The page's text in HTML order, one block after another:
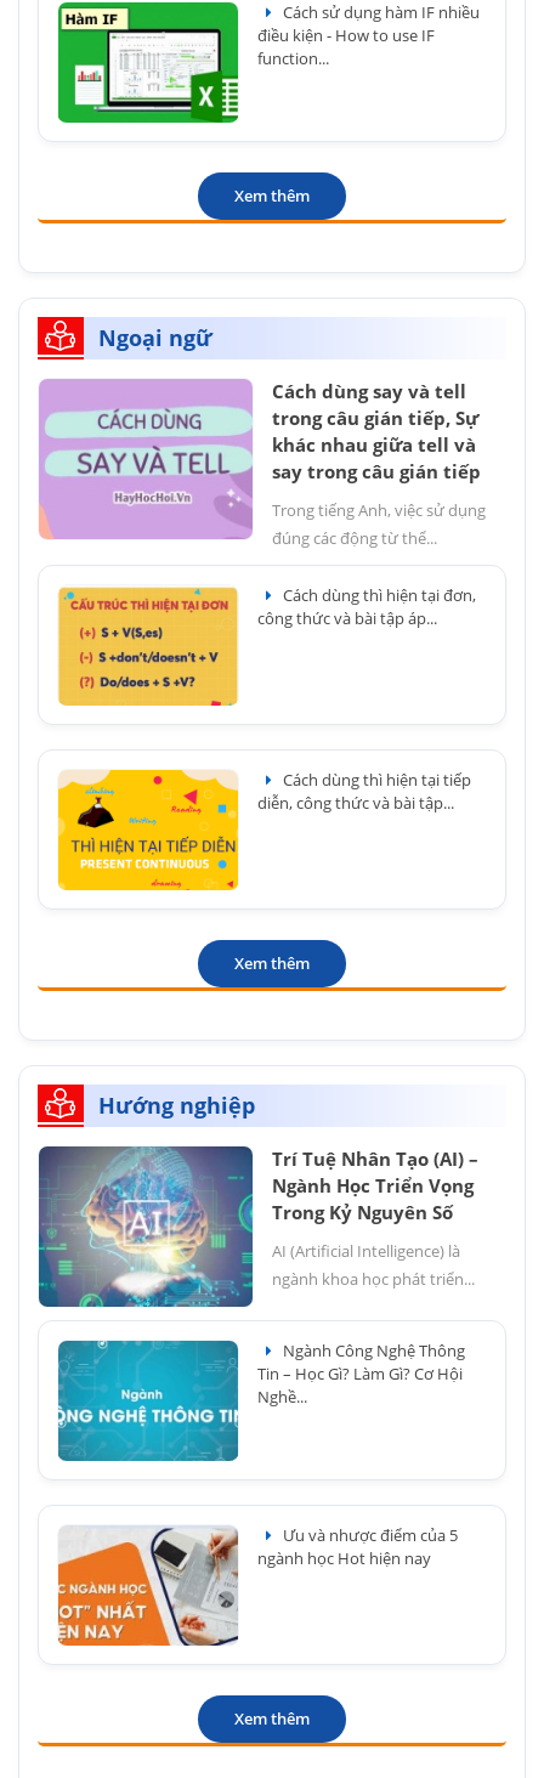
Cách sử dụng hàm IF nhiều
điều kiện - How to use IF
function...
Xem thêm
Ngoại ngữ
Cách dùng say và tell
trong câu gián tiếp, Sự
khác nhau giữa tell và
say trong câu gián tiếp
Trong tiếng Anh, việc sử dụng
đúng các động từ thể...
Cách dùng thì hiện tại đơn,
công thức và bài tập áp...
Cách dùng thì hiện tại tiếp
diễn, công thức và bài tập...
Xem thêm
Hướng nghiệp
Trí Tuệ Nhân Tạo (AI) –
Ngành Học Triển Vọng
Trong Kỷ Nguyên Số
AI (Artificial Intelligence) là
ngành khoa học phát triển...
Ngành Công Nghệ Thông
Tin – Học Gì? Làm Gì? Cơ Hội
Nghề...
Ưu và nhược điểm của 5
ngành học Hot hiện nay
Xem thêm